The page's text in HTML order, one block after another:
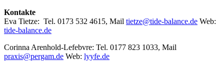
Kontakte
Eva Tietze: Tel. 0173 532 4615, Mail tietze@tide-balance.de Web:
tide-balance.de
Corinna Arenhold-Lefebvre: Tel. 0177 823 1033, Mail
praxis@pergam.de Web: lyyfe.de